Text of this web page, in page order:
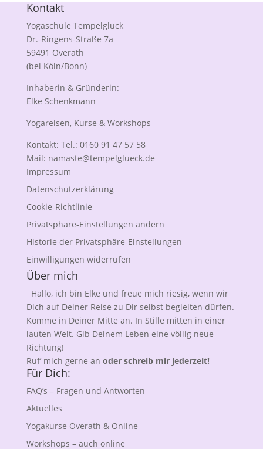
Kontakt
Yogaschule Tempelglück
Dr.-Ringens-Straße 7a
59491 Overath
(bei Köln/Bonn)
Inhaberin & Gründerin:
Elke Schenkmann
Yogareisen, Kurse & Workshops
Kontakt: Tel.: 0160 91 47 57 58
Mail: namaste@tempelglueck.de
Impressum
Datenschutzerklärung
Cookie-Richtlinie
Privatsphäre-Einstellungen ändern
Historie der Privatsphäre-Einstellungen
Einwilligungen widerrufen
Über mich
Hallo, ich bin Elke und freue mich riesig, wenn wir
Dich auf Deiner Reise zu Dir selbst begleiten dürfen.
Komme in Deiner Mitte an. In Stille mitten in einer
lauten Welt. Gib Deinem Leben eine völlig neue
Richtung!
Ruf’ mich gerne an oder schreib mir jederzeit!
Für Dich:
FAQ’s – Fragen und Antworten
Aktuelles
Yogakurse Overath & Online
Workshops – auch online